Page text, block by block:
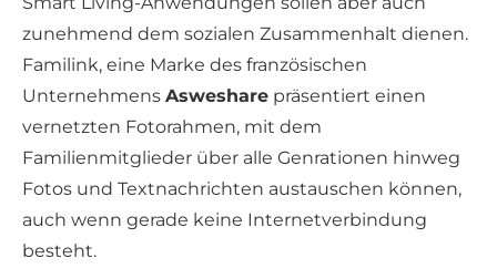
zunehmend dem sozialen Zusammenhalt dienen.
Familink, eine Marke des französischen
Unternehmens Asweshare präsentiert einen
vernetzten Fotorahmen, mit dem
Familienmitglieder über alle Genrationen hinweg
Fotos und Textnachrichten austauschen können,
auch wenn gerade keine Internetverbindung
besteht.